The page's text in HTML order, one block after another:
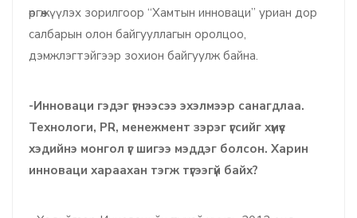
өргөжүүлэх зорилгоор “Хамтын инноваци” уриан дор
салбарын олон байгууллагын оролцоо,
дэмжлэгтэйгээр зохион байгуулж байна.
-Инноваци гэдэг үгнээсээ эхэлмээр санагдлаа.
Технологи, PR, менежмент зэрэг үгсийг хүмүүс
хэдийнэ монгол үг шигээ мэддэг болсон. Харин
инноваци хараахан тэгж түгээгүй байх?